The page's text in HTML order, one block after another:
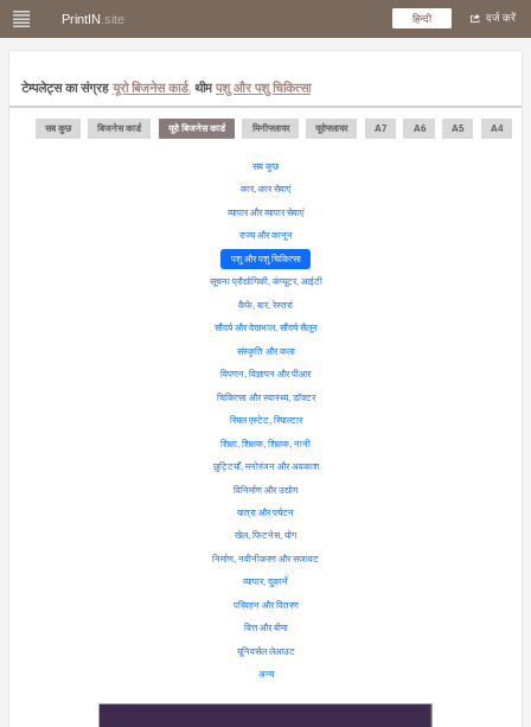
PrintIN .site हिन्दी दर्ज करें
टेम्पलेट्स का संग्रह यूरो बिजनेस कार्ड. थीम पशु और पशु चिकित्सा
सब कुछ बिजनेस कार्ड यूरो बिजनेस कार्ड मिनीफ्लायर यूरोफ्लायर A7 A6 A5 A4
सब कुछ
कार, ​​कार सेवाएं
व्यापार और व्यापार सेवाएं
राज्य और कानून
पशु और पशु चिकित्सा
सूचना प्रौद्योगिकी, कंप्यूटर, आईटी
कैफे, बार, रेस्तरां
सौंदर्य और देखभाल, सौंदर्य सैलून
संस्कृति और कला
विपणन, विज्ञापन और पीआर
चिकित्सा और स्वास्थ्य, डॉक्टर
रियल एस्टेट, रियाल्टार
शिक्षा, शिक्षक, शिक्षक, नानी
छुट्टियाँ, मनोरंजन और अवकाश
विनिर्माण और उद्योग
यात्रा और पर्यटन
खेल, फिटनेस, योग
निर्माण, नवीनीकरण और सजावट
व्यापार, दुकानें
परिवहन और वितरण
वित्त और बीमा
यूनिवर्सल लेआउट
अन्य